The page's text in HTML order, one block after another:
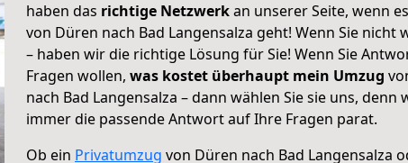
haben das richtige Netzwerkan unserer Seite, wenn
von Düren nach Bad Langensalza geht! Wenn Sie nicht
– haben wir die richtige Lösung für Sie! Wenn Sie
Fragen wollen, was kostet überhaupt mein Umzug
nach Bad Langensalza – dann wählen Sie sie uns, denn
immer die passende Antwort auf Ihre Fragen parat.
Ob ein Privatumzug von Düren nach Bad Langensalza